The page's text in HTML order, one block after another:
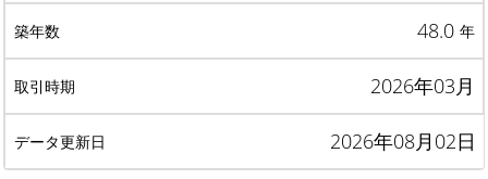
48.0 年
2026年03月
2026年08月02日